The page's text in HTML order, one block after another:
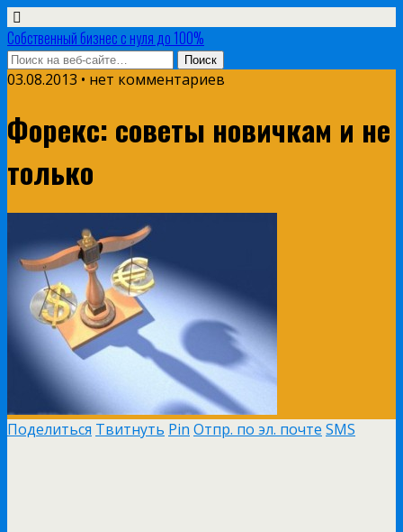
Собственный бизнес с нуля до 100%
03.08.2013 • нет комментариев
Форекс: советы новичкам и не
только
Поделиться Твитнуть Pin Отпр. по эл. почте SMS